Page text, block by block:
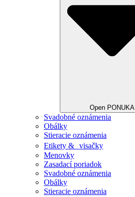
Open PONUKA
Svadobné oznámenia
Obálky
Stieracie oznámenia
Etikety & visačky
Menovky
Zasadací poriadok
Svadobné oznámenia
Obálky
Stieracie oznámenia